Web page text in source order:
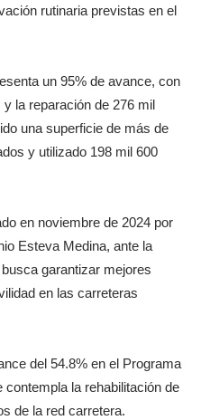
rutinaria previstas en el
un 95% de avance, con
la reparación de 276 mil
una superficie de más de
y utilizado 198 mil 600
en noviembre de 2024 por
Esteva Medina, ante la
garantizar mejores
en las carreteras
del 54.8% en el Programa
la rehabilitación de
de la red carretera.